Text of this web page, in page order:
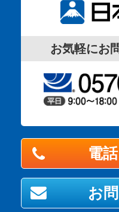
お気軽にお
電
お